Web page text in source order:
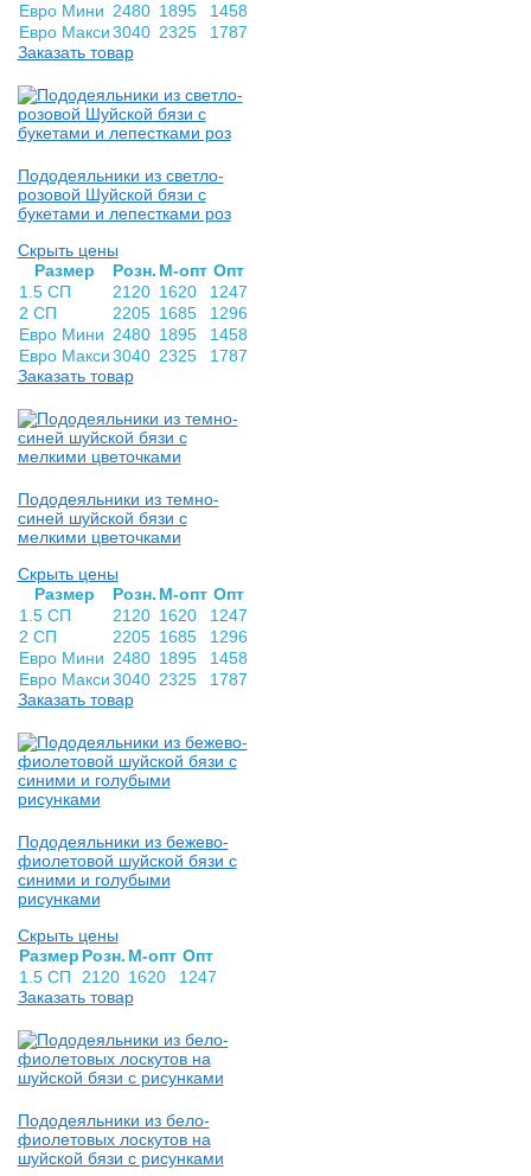
Евро Мини 2480 1895
1458
Евро Макси3040 2325
1787
Заказать товар
Пододеяльники из светло-
розовой Шуйской бязи с
букетами и лепестками роз
Скрыть цены
Раз­мер
Розн. М-опт Опт
1.5 СП
2120 1620
1247
2 СП
2205 1685
1296
Евро Мини 2480 1895
1458
Евро Макси3040 2325
1787
Заказать товар
Пододеяльники из темно-
синей шуйской бязи с
мелкими цветочками
Скрыть цены
Раз­мер
Розн. М-опт Опт
1.5 СП
2120 1620
1247
2 СП
2205 1685
1296
Евро Мини 2480 1895
1458
Евро Макси3040 2325
1787
Заказать товар
Пододеяльники из бежево-
фиолетовой шуйской бязи с
синими и голубыми
рисунками
Скрыть цены
Раз­мер Розн. М-опт Опт
1.5 СП
2120 1620
1247
Заказать товар
Пододеяльники из бело-
фиолетовых лоскутов на
шуйской бязи с рисунками